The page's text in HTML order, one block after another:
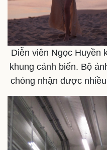
Diễn viên Ngọc Huyền
khung cảnh biển. Bộ
chóng nhận được